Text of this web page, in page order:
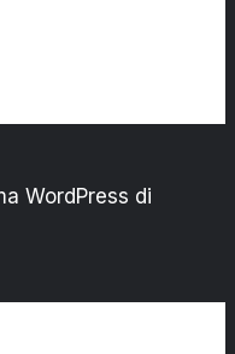
WordPress di